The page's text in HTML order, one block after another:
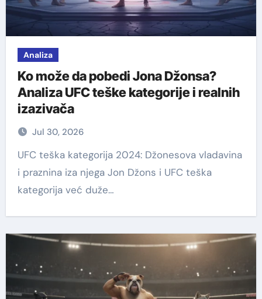
Analiza
Ko može da pobedi Jona Džonsa?
Analiza UFC teške kategorije i realnih
izazivača
Jul 30, 2026
UFC teška kategorija 2024: Džonesova vladavina
i praznina iza njega Jon Džons i UFC teška
kategorija već duže…